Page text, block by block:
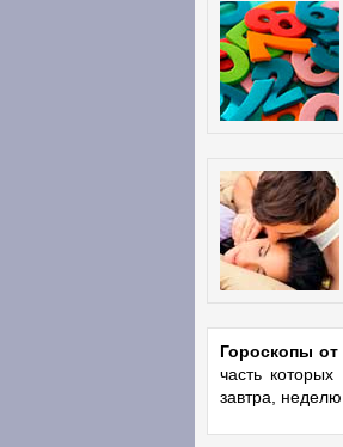
Гороскопы от
часть
завтра,